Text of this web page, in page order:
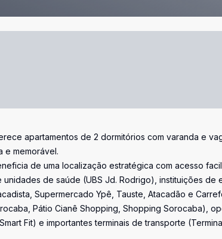
apartamentos de 2 dormitórios com varanda e
e memorável.
de uma localização estratégica com acesso
de saúde (UBS Jd. Rodrigo), instituições de
Supermercado Ypê, Tauste, Atacadão e
Pátio Cianê Shopping, Shopping Sorocaba),
Fit) e importantes terminais de transporte